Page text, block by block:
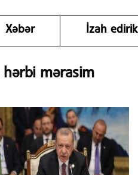
Xəbər İzah edirik
hərbi mərasim